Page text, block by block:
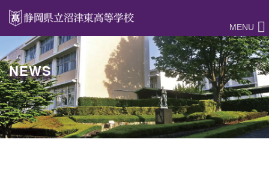
MENU
NEWS